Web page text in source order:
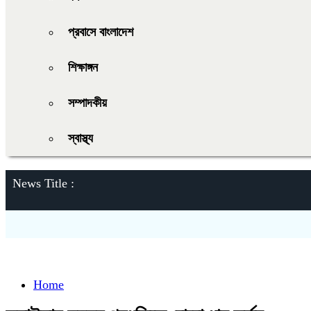
প্রবাসে বাংলাদেশ
শিক্ষাঙ্গন
সম্পাদকীয়
স্বাস্থ্য
News Title :
Home